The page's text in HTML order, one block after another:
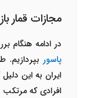
مجازات قمار
در ادامه هنگام
پاسور
ایران به این
افرادی که